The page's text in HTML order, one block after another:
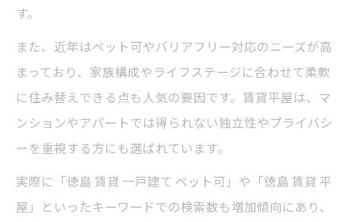
す。
また、近年はペット可やバリアフリー対応のニーズが高
まっており、家族構成やライフステージに合わせて柔軟
に住み替えできる点も人気の要因です。賃貸平屋は、マ
ンションやアパートでは得られない独立性やプライバシ
ーを重視する方にも選ばれています。
実際に「徳島 賃貸 一戸建て ペット可」や「徳島 賃貸 平
屋」といったキーワードでの検索数も増加傾向にあり、